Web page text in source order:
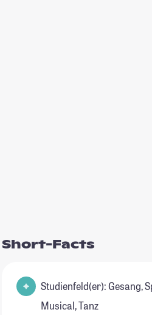
Short-Facts
Studienfeld(er): Gesang, Sprechen,
Musical, Tanz